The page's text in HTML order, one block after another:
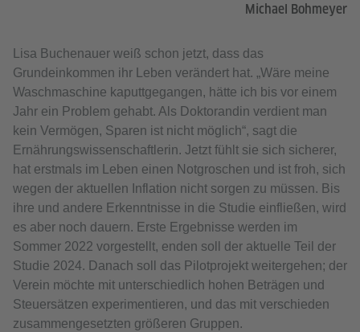
Michael Bohmeyer
Lisa Buchenauer weiß schon jetzt, dass das
Grundeinkommen ihr Leben verändert hat. „Wäre meine
Waschmaschine kaputtgegangen, hätte ich bis vor einem
Jahr ein Problem gehabt. Als Doktorandin verdient man
kein Vermögen, Sparen ist nicht möglich“, sagt die
Ernährungswissenschaftlerin. Jetzt fühlt sie sich sicherer,
hat erstmals im Leben einen Notgroschen und ist froh, sich
wegen der aktuellen Inflation nicht sorgen zu müssen. Bis
ihre und andere Erkenntnisse in die Studie einfließen, wird
es aber noch dauern. Erste Ergebnisse werden im
Sommer 2022 vorgestellt, enden soll der aktuelle Teil der
Studie 2024. Danach soll das Pilotprojekt weitergehen; der
Verein möchte mit unterschiedlich hohen Beträgen und
Steuersätzen experimentieren, und das mit verschieden
zusammengesetzten größeren Gruppen.